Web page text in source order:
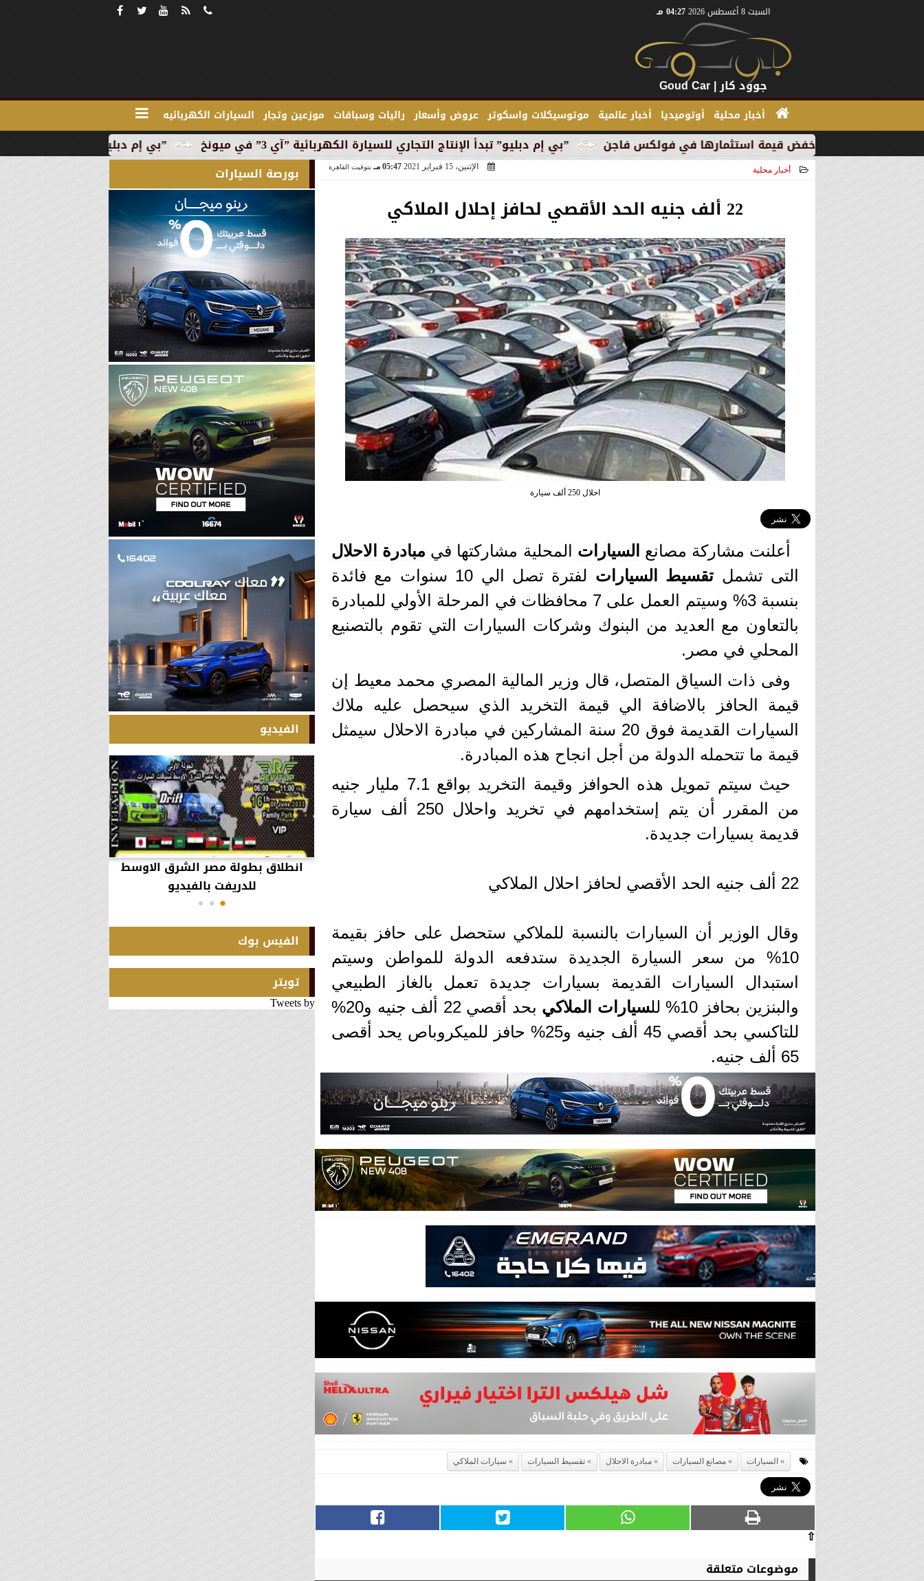
السبت 8 أغسطس 2026 04:27 مـ
جوود كار | Goud Car
أخبار محلية أوتوميديا أخبار عالمية موتوسيكلات واسكوتر عروض وأسعار راليات وسباقات موزعين وتجار السيارات الكهربائيه
”بي إم دبليو” تبدأ الإنتاج التجاري للسيارة الكهربائية ”بي إم دبليو” تبدأ الإنتاج التجاري للسيارة الكهربائية ”آي 3” في ميونخ خفض قيمة استثمارها في فولكس فاجن
أخبار محلية الإثنين، 15 فبراير 2021 05:47 مـ بتوقيت القاهرة
22 ألف جنيه الحد الأقصي لحافز إحلال الملاكي
احلال 250 ألف سيارة
أعلنت مشاركة مصانع السيارات المحلية مشاركتها في مبادرة الاحلال
التى تشمل تقسيط السيارات
لفترة تصل الي 10 سنوات مع فائدة
بنسبة 3% وسيتم العمل على 7 محافظات في المرحلة الأولي للمبادرة
بالتعاون مع العديد من البنوك وشركات السيارات التي تقوم بالتصنيع
المحلي في مصر.
وفى ذات السياق المتصل، قال وزير المالية المصري محمد معيط إن
قيمة الحافز بالاضافة الي قيمة التخريد الذي سيحصل عليه ملاك
السيارات القديمة فوق 20 سنة المشاركين في مبادرة الاحلال سيمثل
قيمة ما تتحمله الدولة من أجل انجاح هذه المبادرة.
حيث سيتم تمويل هذه الحوافز وقيمة التخريد بواقع 7.1 مليار جنيه
من المقرر أن يتم إستخدامهم في تخريد واحلال 250 ألف سيارة
قديمة بسيارات جديدة.
22 ألف جنيه الحد الأقصي لحافز احلال الملاكي
وقال الوزير أن السيارات بالنسبة للملاكي ستحصل على حافز بقيمة
10% من سعر السيارة الجديدة ستدفعه الدولة للمواطن وسيتم
استبدال السيارات القديمة بسيارات جديدة تعمل بالغاز الطبيعي
والبنزين بحافز 10% لل
سيارات الملاكي
بحد أقصي 22 ألف جنيه و20%
للتاكسي بحد أقصي 45 ألف جنيه و25% حافز للميكروباص يحد أقصى
65 ألف جنيه.
السيارات مصانع السيارات مبادرة الاحلال تقسيط السيارات سيارات الملاكي
⇧
موضوعات متعلقة
بورصة السيارات
الفيديو
السويد بعد تحركها لثوانٍ معدودة.
انطلاق بطولة مصر الشرق الاوسط
للدريفت بالفيديو
الفيس بوك
تويتر
Tweets by